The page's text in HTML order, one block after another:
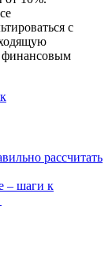
с
финансовым
рассчитать
– шаги к